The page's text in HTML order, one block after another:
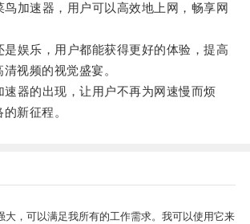
速器，用户可以高效地上网，畅享网
乐，用户都能获得更好的体验，提高
视频的视觉盛宴。
器的出现，让用户不再为网速慢而烦
新征程。
大，可以满足我所有的工作需求。我可以使用它来